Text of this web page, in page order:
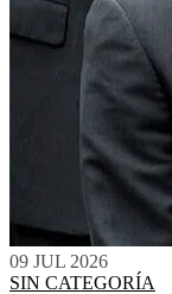
09 JUL 2026
SIN CATEGORÍA